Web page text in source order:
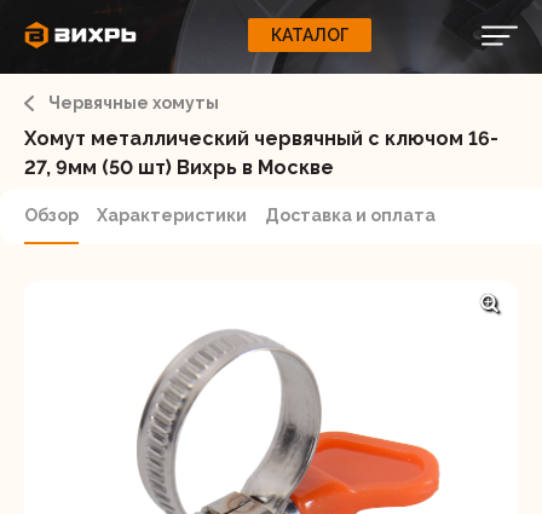
КАТАЛОГ
КАТАЛОГ
Регистрация
О бренде
Блог
Свернуть
ЭЛЕКТРОИНСТРУМЕНТЫ
ИНСТРУМЕНТ
СЕЛЬХОЗТЕХНИКА
ОБОРУДОВАНИЕ
Червячные хомуты
Хомут металлический червячный с ключом 16-
27, 9мм (50 шт) Вихрь в Москве
Обзор Характеристики Доставка и оплата
Забыли пароль?
ВАШ ЗАКАЗ
Корзина